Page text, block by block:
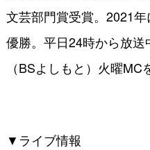
文芸部門賞受賞。2021
優勝。平日24時から放送
（BSよしもと）火曜MC
▼ライブ情報